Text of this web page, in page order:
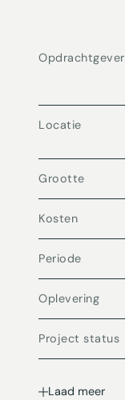
Opdrachtgever
Locatie
Grootte
Kosten
Periode
Oplevering
Project status
Laad meer